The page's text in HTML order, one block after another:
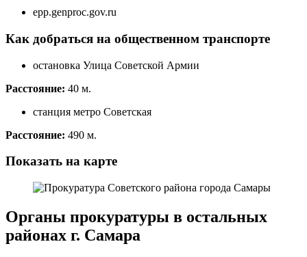
epp.genproc.gov.ru
Как добраться на общественном транспорте
остановка Улица Советской Армии
Расстояние: 40 м.
станция метро Советская
Расстояние: 490 м.
Показать на карте
Органы прокуратуры в остальных
районах г. Самара